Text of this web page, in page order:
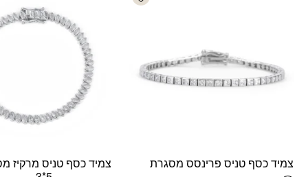
צמיד כסף טניס פרינסס מסגרת
צמיד כסף טניס מרקיז